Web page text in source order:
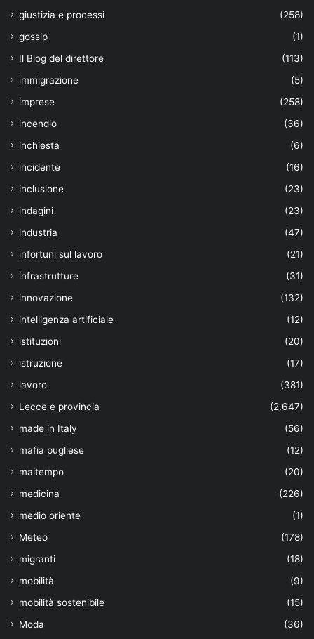
giustizia e processi
(258)
gossip
(1)
Il Blog del direttore
(113)
immigrazione
(5)
imprese
(258)
incendio
(36)
inchiesta
(6)
incidente
(16)
inclusione
(23)
indagini
(23)
industria
(47)
infortuni sul lavoro
(21)
infrastrutture
(31)
innovazione
(132)
intelligenza artificiale
(12)
istituzioni
(20)
istruzione
(17)
lavoro
(381)
Lecce e provincia
(2.647)
made in Italy
(56)
mafia pugliese
(12)
maltempo
(20)
medicina
(226)
medio oriente
(1)
Meteo
(178)
migranti
(18)
mobilità
(9)
mobilità sostenibile
(15)
Moda
(36)